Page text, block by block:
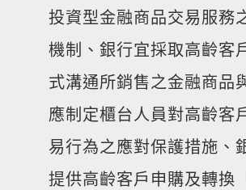
投資型金融商品交易服務
機制、銀行宜採取高齡客
式溝通所銷售之金融商品
應制定櫃台人員對高齡客
易行為之應對保護措施、
提供高齡客戶申購及轉換